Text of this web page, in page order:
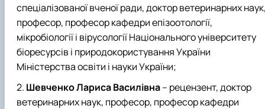
спеціалізованої вченої ради, доктор ветеринарних
професор, професор кафедри епізоотології,
мікробіології і вірусології Національного університету
біоресурсів і природокористування України
Міністерства освіти і науки України;
Шевченко Лариса Василівна– рецензент, доктор
ветеринарних наук, професор, професор кафедри